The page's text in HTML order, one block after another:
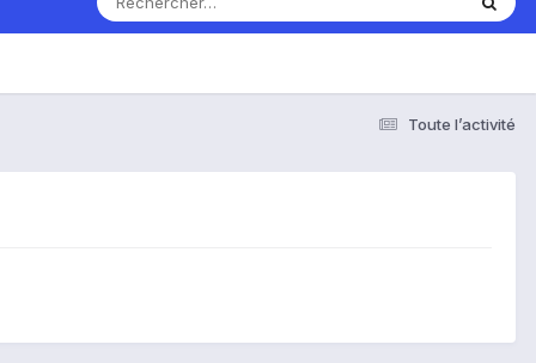
Toute l’activité